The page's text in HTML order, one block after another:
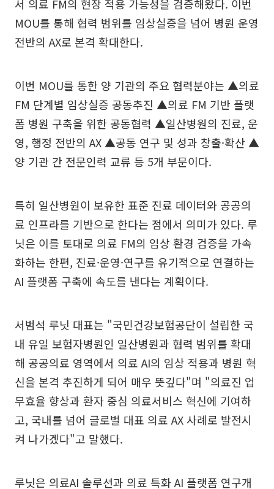
서 의료 FM의 현장 적용 가능성을 검증해왔다. 이번
MOU를 통해 협력 범위를 임상실증을 넘어 병원 운영
전반의 AX로 본격 확대한다.
이번 MOU를 통한 양 기관의 주요 협력분야는 ▲의료
FM 단계별 임상실증 공동추진 ▲의료 FM 기반 플랫
폼 병원 구축을 위한 공동협력 ▲일산병원의 진료, 운
영, 행정 전반의 AX ▲공동 연구 및 성과 창출·확산 ▲
양 기관 간 전문인력 교류 등 5개 부문이다.
특히 일산병원이 보유한 표준 진료 데이터와 공공의
료 인프라를 기반으로 한다는 점에서 의미가 있다. 루
닛은 이를 토대로 의료 FM의 임상 환경 검증을 가속
화하는 한편, 진료·운영·연구를 유기적으로 연결하는
AI 플랫폼 구축에 속도를 낸다는 계획이다.
서범석 루닛 대표는 "국민건강보험공단이 설립한 국
내 유일 보험자병원인 일산병원과 협력 범위를 확대
해 공공의료 영역에서 의료 AI의 임상 적용과 병원 혁
신을 본격 추진하게 되어 매우 뜻깊다"며 "의료진 업
무효율 향상과 환자 중심 의료서비스 혁신에 기여하
고, 국내를 넘어 글로벌 대표 의료 AX 사례로 발전시
켜 나가겠다"고 말했다.
루닛은 의료AI 솔루션과 의료 특화 AI 플랫폼 연구개